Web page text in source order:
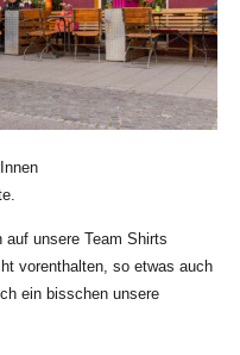
unsere Team Shirts
vorenthalten, so etwas auch
ein bisschen unsere